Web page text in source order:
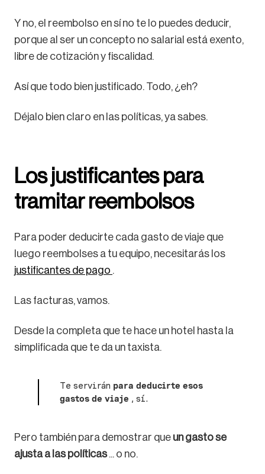
Y no, el reembolso en sí no te lo puedes deducir,
porque al ser un concepto no salarial está exento,
libre de cotización y fiscalidad.
Así que todo bien justificado. Todo, ¿eh?
Déjalo bien claro en las políticas, ya sabes.
Los justificantes para
tramitar reembolsos
Para poder deducirte cada gasto de viaje que
luego reembolses a tu equipo, necesitarás los
justificantes de pago .
Las facturas, vamos.
Desde la completa que te hace un hotel hasta la
simplificada que te da un taxista.
Te servirán para deducirte esos
gastos de viaje , sí.
Pero también para demostrar que un gasto se
ajusta a las políticas... o no.